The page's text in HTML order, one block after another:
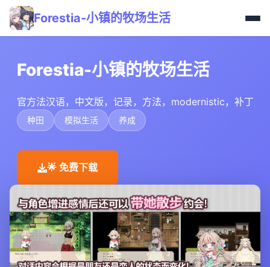
Forestia-小镇的牧场生活
Forestia-小镇的牧场生活
官方法汉语，中文版，记录，方法，modernistic，补丁
种田 模拟生活 养成
🌟 免费下载